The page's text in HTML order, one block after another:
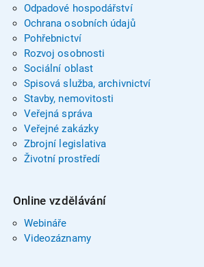
Odpadové hospodářství
Ochrana osobních údajů
Pohřebnictví
Rozvoj osobnosti
Sociální oblast
Spisová služba, archivnictví
Stavby, nemovitosti
Veřejná správa
Veřejné zakázky
Zbrojní legislativa
Životní prostředí
Online vzdělávání
Webináře
Videozáznamy